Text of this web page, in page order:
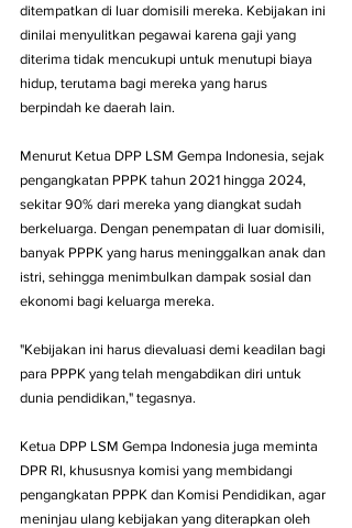
ditempatkan di luar domisili mereka. Kebijakan ini
dinilai menyulitkan pegawai karena gaji yang
diterima tidak mencukupi untuk menutupi biaya
hidup, terutama bagi mereka yang harus
berpindah ke daerah lain.
Menurut Ketua DPP LSM Gempa Indonesia, sejak
pengangkatan PPPK tahun 2021 hingga 2024,
sekitar 90% dari mereka yang diangkat sudah
berkeluarga. Dengan penempatan di luar domisili,
banyak PPPK yang harus meninggalkan anak dan
istri, sehingga menimbulkan dampak sosial dan
ekonomi bagi keluarga mereka.
"Kebijakan ini harus dievaluasi demi keadilan bagi
para PPPK yang telah mengabdikan diri untuk
dunia pendidikan," tegasnya.
Ketua DPP LSM Gempa Indonesia juga meminta
DPR RI, khususnya komisi yang membidangi
pengangkatan PPPK dan Komisi Pendidikan, agar
meninjau ulang kebijakan yang diterapkan oleh